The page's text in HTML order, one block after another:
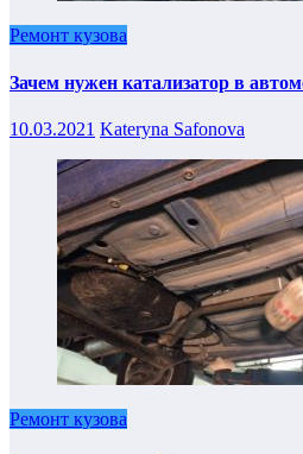
Ремонт кузова
Зачем нужен катализатор в
10.03.2021 Kateryna Safonova
Ремонт кузова